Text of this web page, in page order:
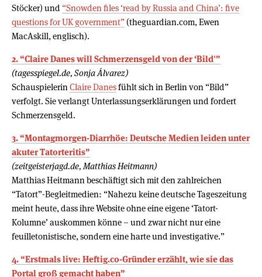
Stöcker) und “Snowden files ‘read by Russia and China’: five
questions for UK government” (theguardian.com, Ewen
MacAskill, englisch).
2. “Claire Danes will Schmerzensgeld von der ‘Bild'”
(tagesspiegel.de, Sonja Álvarez)
Schauspielerin Claire Danesfühlt sich in Berlin von “Bild”
verfolgt. Sie verlangt Unterlassungserklärungen und fordert
Schmerzensgeld.
3. “Montagmorgen-Diarrhöe: Deutsche Medien leiden unter
akuter Tatorteritis”
(zeitgeisterjagd.de, Matthias Heitmann)
Matthias Heitmann beschäftigt sich mit den zahlreichen
“Tatort”-Begleitmedien: “Nahezu keine deutsche Tageszeitung
meint heute, dass ihre Website ohne eine eigene ‘Tatort-
Kolumne’ auskommen könne – und zwar nicht nur eine
feuilletonistische, sondern eine harte und investigative.”
4. “Erstmals live: Heftig.co-Gründer erzählt, wie sie das
Portal groß gemacht haben”